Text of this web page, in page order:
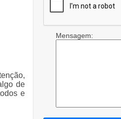
de
e
Mensagem: